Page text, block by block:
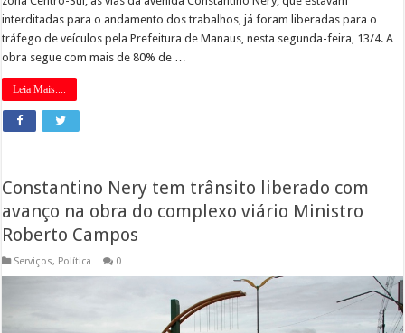
interditadas para o andamento dos trabalhos, já foram liberadas para o
tráfego de veículos pela Prefeitura de Manaus, nesta segunda-feira, 13/4. A
obra segue com mais de 80% de …
Leia Mais....
Constantino Nery tem trânsito liberado com
avanço na obra do complexo viário Ministro
Roberto Campos
Serviços, Política 0